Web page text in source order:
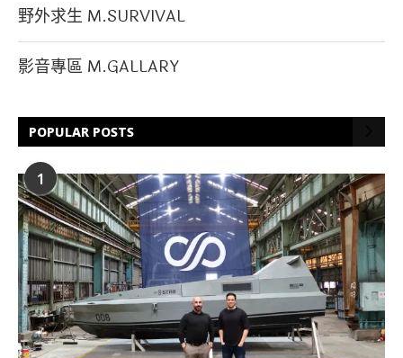
野外求生 M.SURVIVAL
影音專區 M.GALLARY
POPULAR POSTS
1